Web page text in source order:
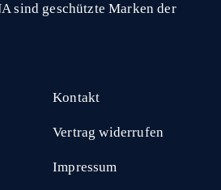
sind geschützte Marken der
Kontakt
Vertrag widerrufen
Impressum